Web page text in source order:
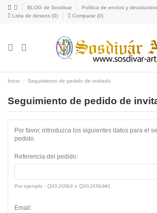
BLOG de Sosdivar Política de envíos y
Lista de deseos (0) Comparar (0)
Inicio Seguimiento de pedido de invitado
Seguimiento de pedido de
Por favor, introduzca los siguientes datos para el
pedido
Referencia del pedido:
Por ejemplo : QIIXJXNUI o QIIXJXNUI#1
Email: